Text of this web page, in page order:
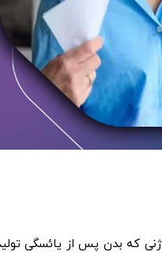
که بدن پس از یائسگی